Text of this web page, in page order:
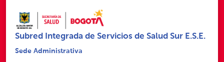
Subred Integrada de Servicios de Salud Sur E.S.E.
Sede Administrativa